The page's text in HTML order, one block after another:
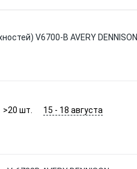
V6700-B AVERY DENNISON
>20 шт. 15 - 18 августа